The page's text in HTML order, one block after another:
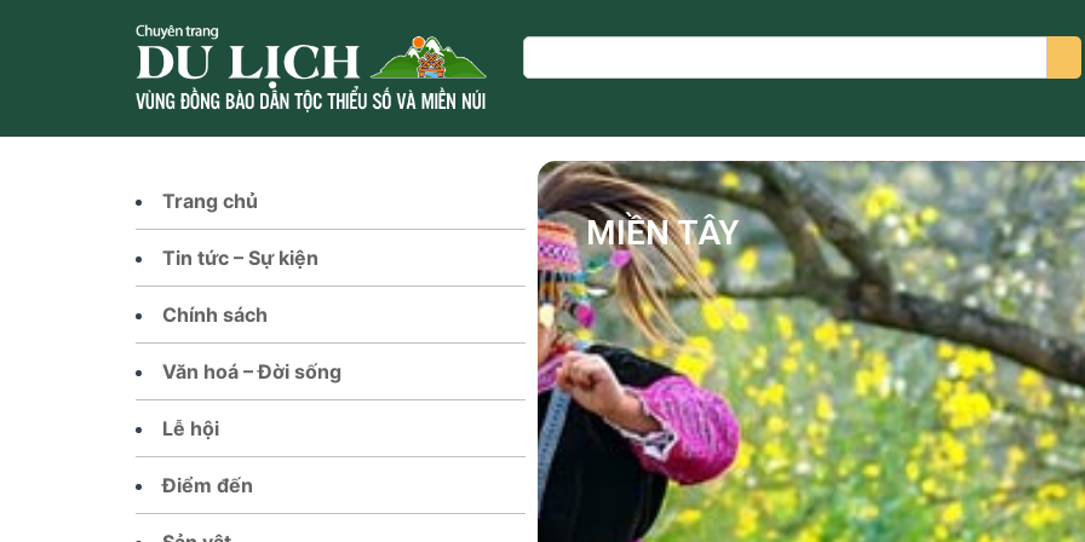
Search
Trang chủ
Tin tức – Sự kiện
Chính sách
Văn hoá – Đời sống
Lễ hội
Điểm đến
MIỀN TÂY